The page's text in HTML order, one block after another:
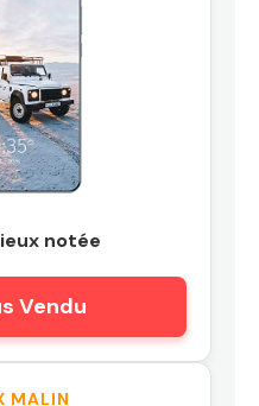
notée
Vendu
MALIN